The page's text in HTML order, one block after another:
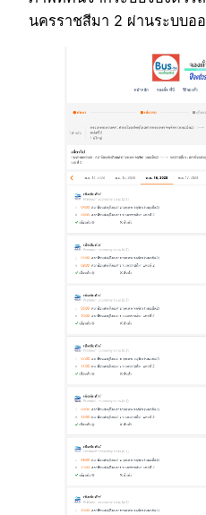
นครราชสีมา 2 ผ่านระบบอ